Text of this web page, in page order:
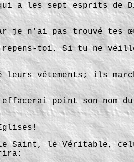
a les sept esprits de
n'ai pas trouvé tes
toi. Si tu ne
leurs vêtements; ils
point son nom
Saint, le Véritable,